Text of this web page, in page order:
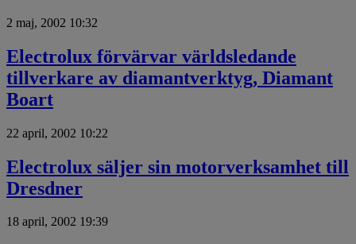
2 maj, 2002 10:32
Electrolux förvärvar världsledande
tillverkare av diamantverktyg, Diamant
Boart
22 april, 2002 10:22
Electrolux säljer sin motorverksamhet till
Dresdner
18 april, 2002 19:39